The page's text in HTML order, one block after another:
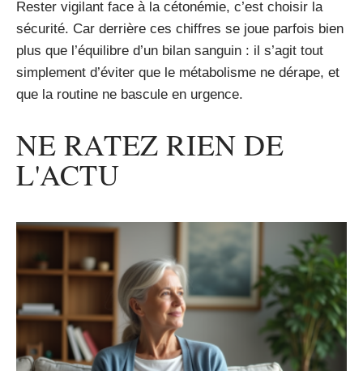
Rester vigilant face à la cétonémie, c’est choisir la
sécurité. Car derrière ces chiffres se joue parfois bien
plus que l’équilibre d’un bilan sanguin : il s’agit tout
simplement d’éviter que le métabolisme ne dérape, et
que la routine ne bascule en urgence.
NE RATEZ RIEN DE
L'ACTU